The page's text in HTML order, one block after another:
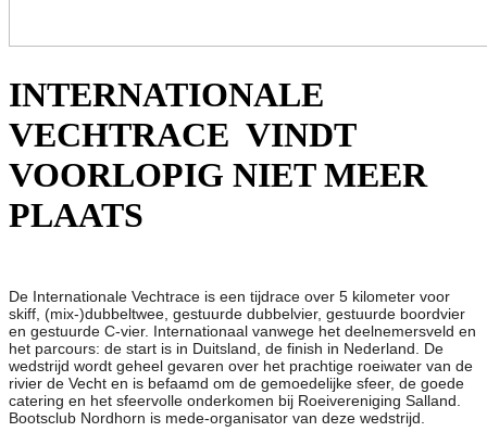
INTERNATIONALE
VECHTRACE VINDT
VOORLOPIG NIET MEER
PLAATS
De Internationale Vechtrace is een tijdrace over 5 kilometer voor
skiff, (mix-)dubbeltwee, gestuurde dubbelvier, gestuurde boordvier
en gestuurde C-vier. Internationaal vanwege het deelnemersveld en
het parcours: de start is in Duitsland, de finish in Nederland. De
wedstrijd wordt geheel gevaren over het prachtige roeiwater van de
rivier de Vecht en is befaamd om de gemoedelijke sfeer, de goede
catering en het sfeervolle onderkomen bij Roeivereniging Salland.
Bootsclub Nordhorn is mede-organisator van deze wedstrijd.